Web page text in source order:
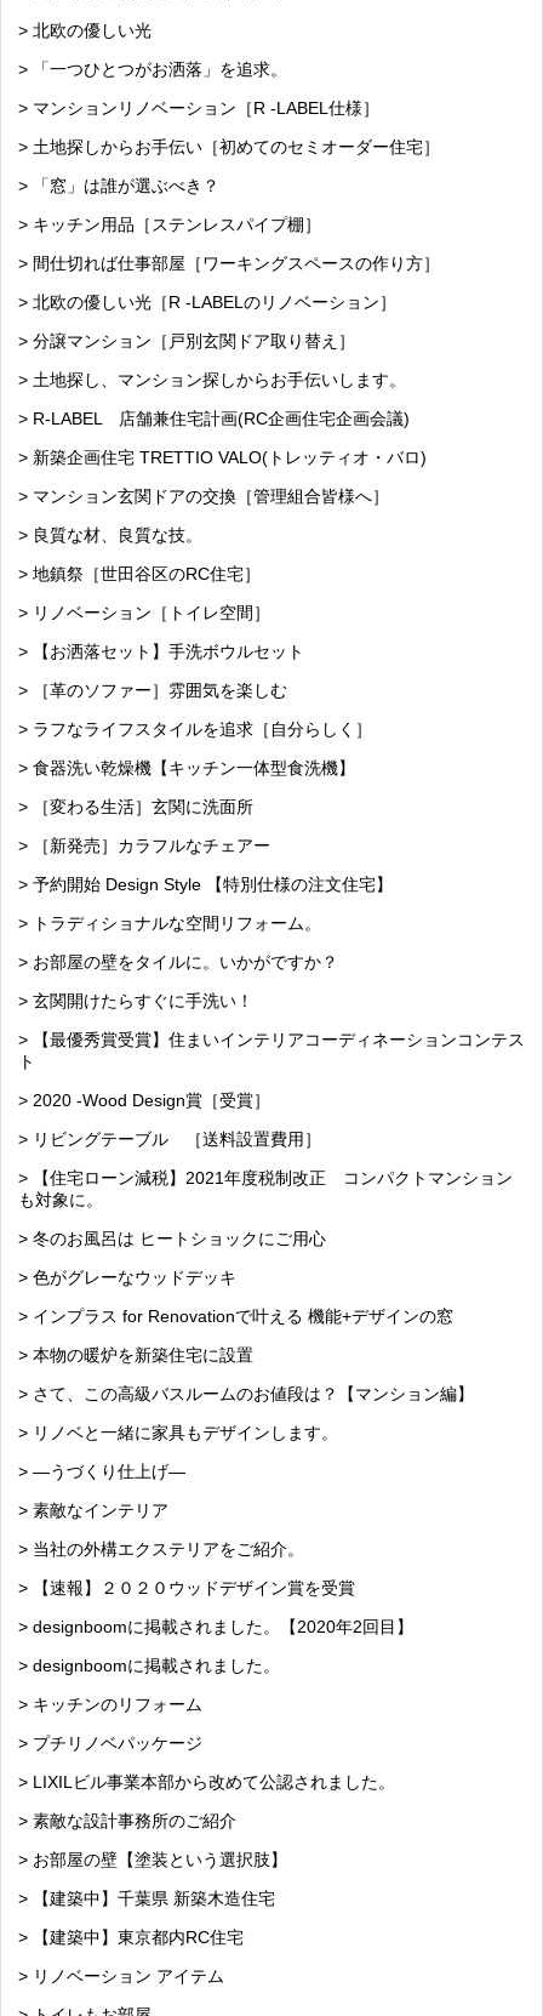
> 北欧の優しい光
> 「一つひとつがお洒落」を追求。
> マンションリノベーション［R -LABEL仕様］
> 土地探しからお手伝い［初めてのセミオーダー住宅］
> 「窓」は誰が選ぶべき？
> キッチン用品［ステンレスパイプ棚］
> 間仕切れば仕事部屋［ワーキングスペースの作り方］
> 北欧の優しい光［R -LABELのリノベーション］
> 分譲マンション［戸別玄関ドア取り替え］
> 土地探し、マンション探しからお手伝いします。
> R-LABEL 店舗兼住宅計画(RC企画住宅企画会議)
> 新築企画住宅 TRETTIO VALO(トレッティオ・バロ)
> マンション玄関ドアの交換［管理組合皆様へ］
> 良質な材、良質な技。
> 地鎮祭［世田谷区のRC住宅］
> リノベーション［トイレ空間］
> 【お洒落セット】手洗ボウルセット
> ［革のソファー］雰囲気を楽しむ
> ラフなライフスタイルを追求［自分らしく］
> 食器洗い乾燥機【キッチン一体型食洗機】
> ［変わる生活］玄関に洗面所
> ［新発売］カラフルなチェアー
> 予約開始 Design Style 【特別仕様の注文住宅】
> トラディショナルな空間リフォーム。
> お部屋の壁をタイルに。いかがですか？
> 玄関開けたらすぐに手洗い！
> 【最優秀賞受賞】住まいインテリアコーディネーションコンテス
ト
> 2020 -Wood Design賞［受賞］
> リビングテーブル ［送料設置費用］
> 【住宅ローン減税】2021年度税制改正 コンパクトマンション
も対象に。
> 冬のお風呂は ヒートショックにご用心
> 色がグレーなウッドデッキ
> インプラス for Renovationで叶える 機能+デザインの窓
> 本物の暖炉を新築住宅に設置
> さて、この高級バスルームのお値段は？【マンション編】
> リノベと一緒に家具もデザインします。
> —うづくり仕上げ—
> 素敵なインテリア
> 当社の外構エクステリアをご紹介。
> 【速報】２０２０ウッドデザイン賞を受賞
> designboomに掲載されました。【2020年2回目】
> designboomに掲載されました。
> キッチンのリフォーム
> プチリノベパッケージ
> LIXILビル事業本部から改めて公認されました。
> 素敵な設計事務所のご紹介
> お部屋の壁【塗装という選択肢】
> 【建築中】千葉県 新築木造住宅
> 【建築中】東京都内RC住宅
> リノベーション アイテム